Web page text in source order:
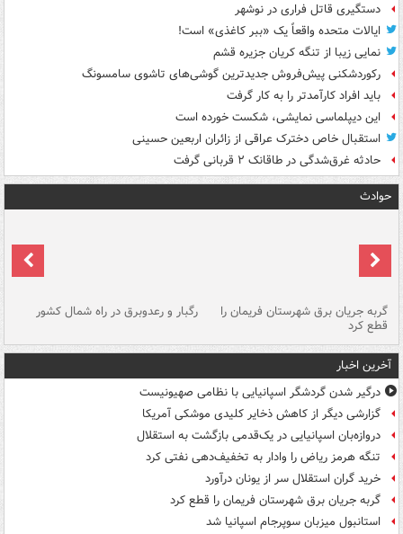
دستگیری قاتل فراری در نوشهر
ایالات متحده واقعاً یک «ببر کاغذی» است!
نمایی زیبا از تنگه کریان جزیره قشم
رکوردشکنی پیش‌فروش جدیدترین گوشی‌های تاشوی سامسونگ
باید افراد کارآمدتر را به کار گرفت
این دیپلماسی نمایشی، شکست خورده است
استقبال خاص دخترک عراقی از زائران اربعین حسینی
حادثه غرق‌شدگی در طاقانک ۲ قربانی گرفت
حوادث
گربه جریان برق شهرستان فریمان را
قطع کرد
رگبار و رعدوبرق در راه شمال کشور
آخرین اخبار
درگیر شدن گردشگر اسپانیایی با نظامی صهیونیست
گزارشی دیگر از کاهش ذخایر کلیدی موشکی آمریکا
دروازه‌بان اسپانیایی در یک‌قدمی بازگشت به استقلال
تنگه هرمز ریاض را وادار به تخفیف‌دهی نفتی کرد
خرید گران استقلال سر از یونان درآورد
گربه جریان برق شهرستان فریمان را قطع کرد
استانبول میزبان سوپرجام اسپانیا شد